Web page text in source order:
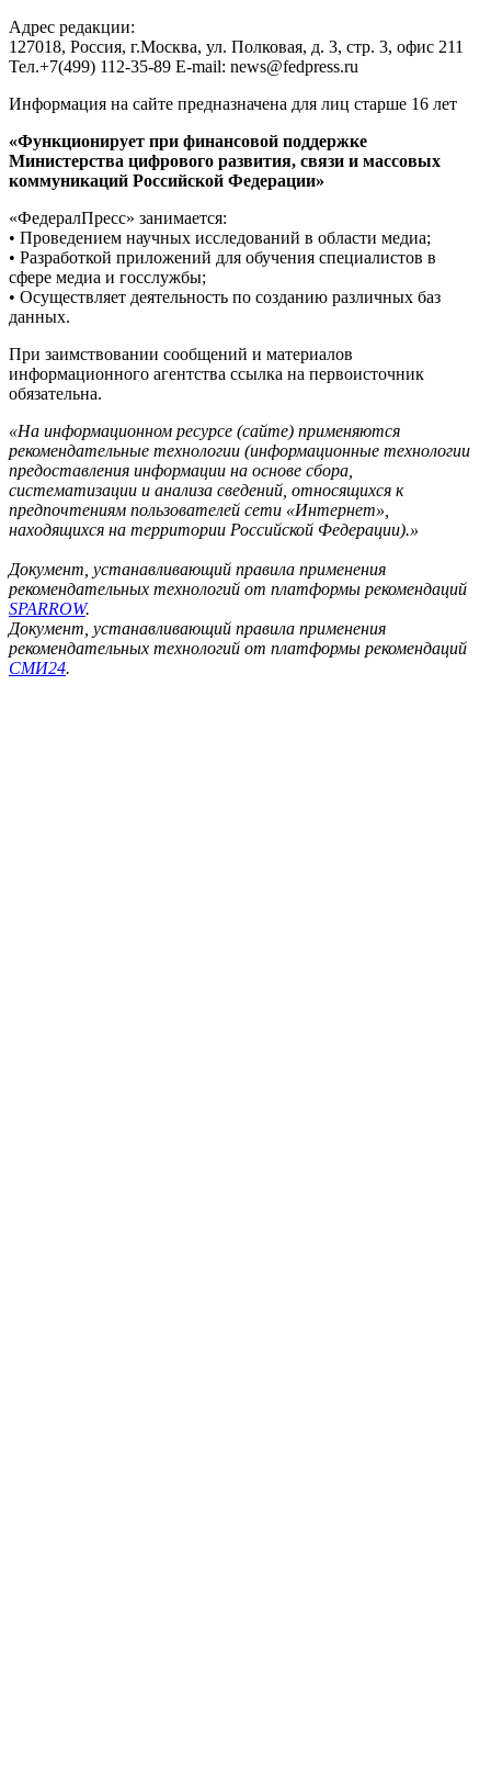
Адрес редакции:
127018, Россия, г.Москва, ул. Полковая, д. 3, стр. 3, офис 211
Тел.+7(499) 112-35-89 E-mail: news@fedpress.ru
Информация на сайте предназначена для лиц старше 16 лет
«Функционирует при финансовой поддержке
Министерства цифрового развития, связи и массовых
коммуникаций Российской Федерации»
«ФедералПресс» занимается:
• Проведением научных исследований в области медиа;
• Разработкой приложений для обучения специалистов в
сфере медиа и госслужбы;
• Осуществляет деятельность по созданию различных баз
данных.
При заимствовании сообщений и материалов
информационного агентства ссылка на первоисточник
обязательна.
«На информационном ресурсе (сайте) применяются
рекомендательные технологии (информационные технологии
предоставления информации на основе сбора,
систематизации и анализа сведений, относящихся к
предпочтениям пользователей сети «Интернет»,
находящихся на территории Российской Федерации).»
Документ, устанавливающий правила применения
рекомендательных технологий от платформы рекомендаций
SPARROW.
Документ, устанавливающий правила применения
рекомендательных технологий от платформы рекомендаций
СМИ24.